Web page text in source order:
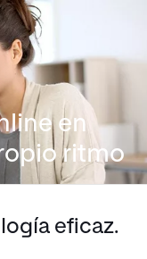
en
ritmo
eficaz.